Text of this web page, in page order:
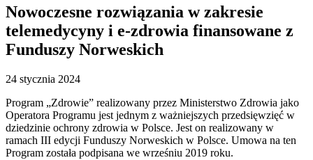
Nowoczesne rozwiązania w zakresie
telemedycyny i e-zdrowia finansowane z
Funduszy Norweskich
24 stycznia 2024
Program „Zdrowie” realizowany przez Ministerstwo Zdrowia jako
Operatora Programu jest jednym z ważniejszych przedsięwzięć w
dziedzinie ochrony zdrowia w Polsce. Jest on realizowany w
ramach III edycji Funduszy Norweskich w Polsce. Umowa na ten
Program została podpisana we wrześniu 2019 roku.